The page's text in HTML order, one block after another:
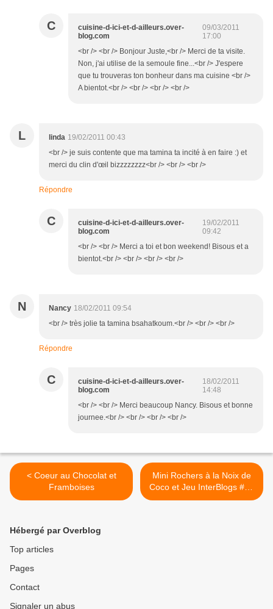
C
cuisine-d-ici-et-d-ailleurs.over-
blog.com
09/03/2011
17:00
<br /> <br /> Bonjour Juste,<br /> Merci de ta visite.
Non, j'ai utilise de la semoule fine...<br /> J'espere
que tu trouveras ton bonheur dans ma cuisine <br />
A bientot.<br /> <br /> <br /> <br />
L linda 19/02/2011 00:43
<br /> je suis contente que ma tamina ta incité à en faire :) et
merci du clin d'œil bizzzzzzzz<br /> <br /> <br />
Répondre
C
cuisine-d-ici-et-d-ailleurs.over-
blog.com
19/02/2011
09:42
<br /> <br /> Merci a toi et bon weekend! Bisous et a
bientot.<br /> <br /> <br /> <br />
N Nancy 18/02/2011 09:54
<br /> très jolie ta tamina bsahatkoum.<br /> <br /> <br />
Répondre
C
cuisine-d-ici-et-d-ailleurs.over-
blog.com
18/02/2011
14:48
<br /> <br /> Merci beaucoup Nancy. Bisous et bonne
journee.<br /> <br /> <br /> <br />
< Coeur au Chocolat et
Framboises
Mini Rochers à la Noix de
Coco et Jeu InterBlogs #14
>
Hébergé par Overblog
Top articles
Pages
Contact
Signaler un abus